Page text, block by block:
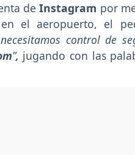
de Instagram por
el aeropuerto, el
control de
”, jugando con las